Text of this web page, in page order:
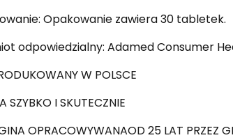
Opakowanie zawiera 30 tabletek.
odpowiedzialny: Adamed Consumer
W POLSCE
SZYBKO I SKUTECZNIE
OPRACOWYWANAOD 25 LAT PRZEZ